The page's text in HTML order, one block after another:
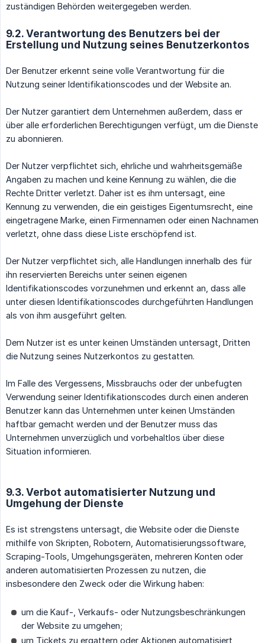
zuständigen Behörden weitergegeben werden.
9.2. Verantwortung des Benutzers bei der
Erstellung und Nutzung seines Benutzerkontos
Der Benutzer erkennt seine volle Verantwortung für die
Nutzung seiner Identifikationscodes und der Website an.
Der Nutzer garantiert dem Unternehmen außerdem, dass er
über alle erforderlichen Berechtigungen verfügt, um die Dienste
zu abonnieren.
Der Nutzer verpflichtet sich, ehrliche und wahrheitsgemäße
Angaben zu machen und keine Kennung zu wählen, die die
Rechte Dritter verletzt. Daher ist es ihm untersagt, eine
Kennung zu verwenden, die ein geistiges Eigentumsrecht, eine
eingetragene Marke, einen Firmennamen oder einen Nachnamen
verletzt, ohne dass diese Liste erschöpfend ist.
Der Nutzer verpflichtet sich, alle Handlungen innerhalb des für
ihn reservierten Bereichs unter seinen eigenen
Identifikationscodes vorzunehmen und erkennt an, dass alle
unter diesen Identifikationscodes durchgeführten Handlungen
als von ihm ausgeführt gelten.
Dem Nutzer ist es unter keinen Umständen untersagt, Dritten
die Nutzung seines Nutzerkontos zu gestatten.
Im Falle des Vergessens, Missbrauchs oder der unbefugten
Verwendung seiner Identifikationscodes durch einen anderen
Benutzer kann das Unternehmen unter keinen Umständen
haftbar gemacht werden und der Benutzer muss das
Unternehmen unverzüglich und vorbehaltlos über diese
Situation informieren.
9.3. Verbot automatisierter Nutzung und
Umgehung der Dienste
Es ist strengstens untersagt, die Website oder die Dienste
mithilfe von Skripten, Robotern, Automatisierungssoftware,
Scraping-Tools, Umgehungsgeräten, mehreren Konten oder
anderen automatisierten Prozessen zu nutzen, die
insbesondere den Zweck oder die Wirkung haben:
um die Kauf-, Verkaufs- oder Nutzungsbeschränkungen
der Website zu umgehen;
um Tickets zu ergattern oder Aktionen automatisiert